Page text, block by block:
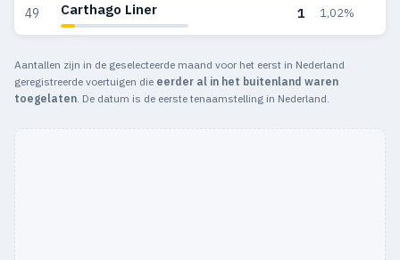
49 Carthago Liner 1 1,02%
Aantallen zijn in de geselecteerde maand voor het eerst in Nederland
geregistreerde voertuigen die eerder al in het buitenland waren
toegelaten. De datum is de eerste tenaamstelling in Nederland.